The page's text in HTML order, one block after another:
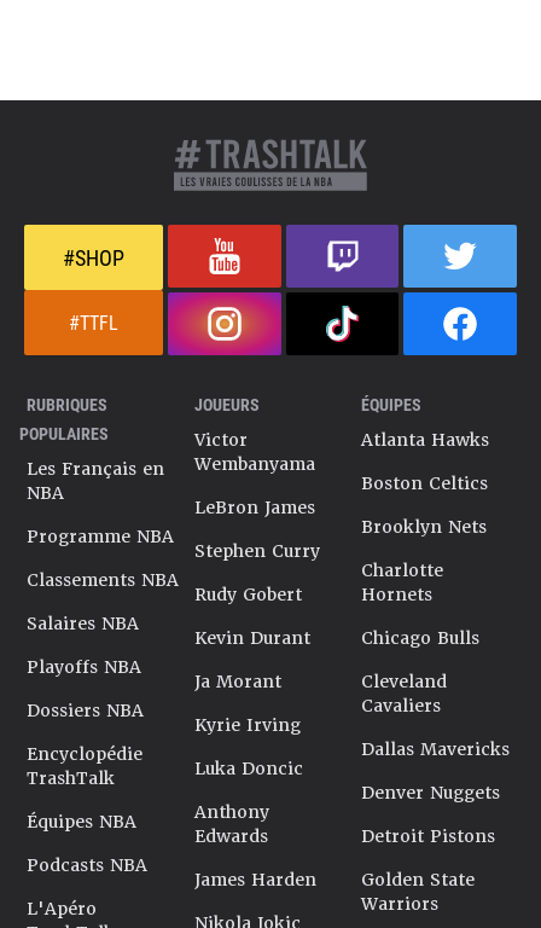
#SHOP
#TTFL
RUBRIQUES
POPULAIRES
Les Français en
NBA
Programme NBA
Classements NBA
Salaires NBA
Playoffs NBA
Dossiers NBA
Encyclopédie
TrashTalk
Équipes NBA
Podcasts NBA
L'Apéro
JOUEURS
Victor
Wembanyama
LeBron James
Stephen Curry
Rudy Gobert
Kevin Durant
Ja Morant
Kyrie Irving
Luka Doncic
Anthony
Edwards
James Harden
Nikola Jokic
ÉQUIPES
Atlanta Hawks
Boston Celtics
Brooklyn Nets
Charlotte
Hornets
Chicago Bulls
Cleveland
Cavaliers
Dallas Mavericks
Denver Nuggets
Detroit Pistons
Golden State
Warriors